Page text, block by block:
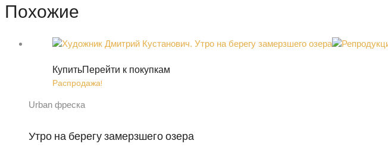
Похожие
КупитьПерейти к покупкам
Распродажа!
Urban фреска
Утро на берегу замерзшего озера